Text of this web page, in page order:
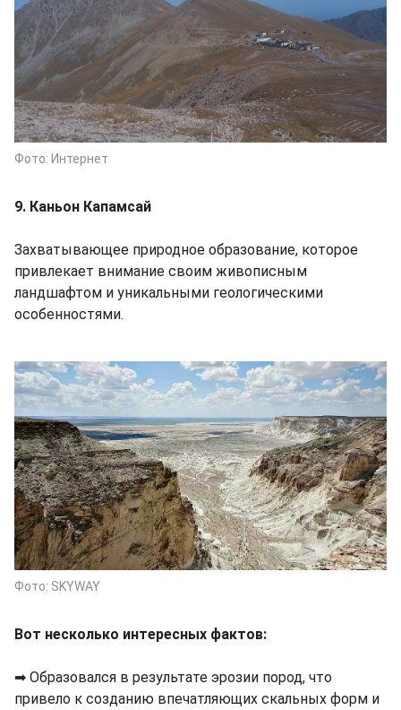
Фото: Интернет
9. Каньон Капамсай
Захватывающее природное образование, которое
привлекает внимание своим живописным
ландшафтом и уникальными геологическими
особенностями.
Фото: SKYWAY
Вот несколько интересных фактов:
➡ Образовался в результате эрозии пород, что
привело к созданию впечатляющих скальных форм и